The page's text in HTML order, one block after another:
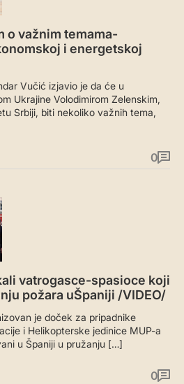
o važnim temama-
i energetskoj
Vučić izjavio je da će u
Ukrajine Volodimirom Zelenskim,
Srbiji, biti nekoliko važnih tema,
0
vatrogasce-spasioce koji
požara uŠpaniji /VIDEO/
je doček za pripadnike
i Helikopterske jedinice MUP-a
u Španiji u pružanju […]
0